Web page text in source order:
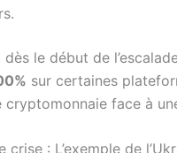
le début de
sur certaines
face à
: L’exemple de